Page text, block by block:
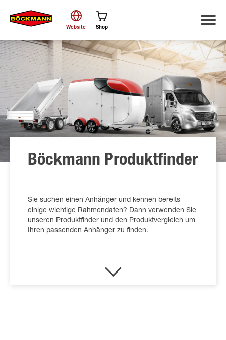
Suche
Website Shop
Böckmann Produktfinder
Sie suchen einen Anhänger und kennen bereits
einige wichtige Rahmendaten? Dann verwenden Sie
unseren Produktfinder und den Produktvergleich um
Ihren passenden Anhänger zu finden.